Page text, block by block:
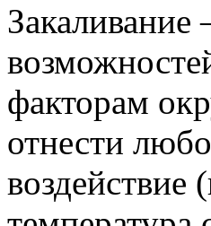
факторам
отнести
воздействие